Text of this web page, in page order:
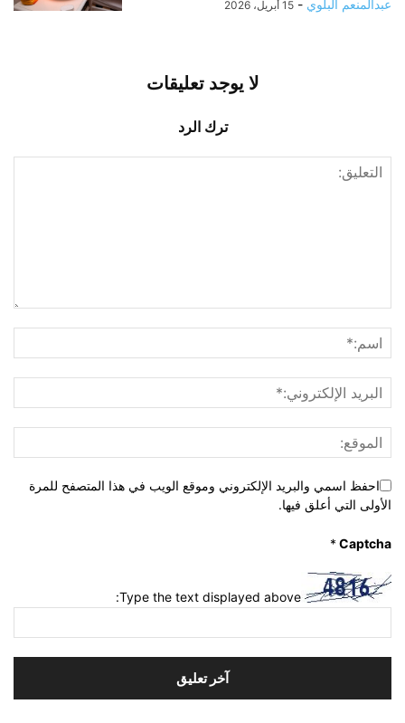
عبدالمنعم البلوي - 15 أبريل، 2026
لا يوجد تعليقات
ترك الرد
احفظ اسمي والبريد الإلكتروني وموقع الويب في هذا المتصفح للمرة
الأولى التي أعلق فيها.
Captcha
*
Type the text displayed above: